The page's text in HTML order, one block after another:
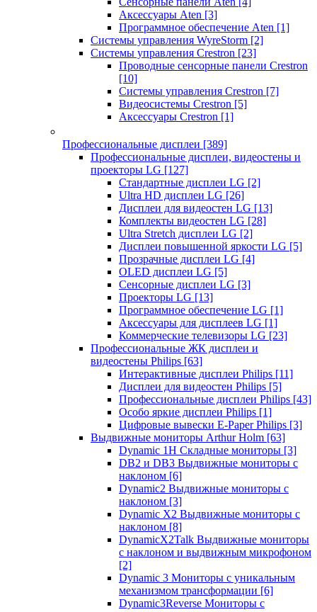
Аксессуары Aten [3]
Программное обеспечение Aten [1]
Системы управления WyreStorm [2]
Системы управления Crestron [23]
Проводные сенсорные панели Crestron
[10]
Системы управления Crestron [7]
Видеосистемы Crestron [5]
Аксессуары Crestron [1]
Профессиональные дисплеи [389]
Профессиональные дисплеи, видеостены и
проекторы LG [127]
Стандартные дисплеи LG [2]
Ultra HD дисплеи LG [26]
Дисплеи для видеостен LG [13]
Комплекты видеостен LG [28]
Ultra Stretch дисплеи LG [2]
Дисплеи повышенной яркости LG [5]
Прозрачные дисплеи LG [4]
OLED дисплеи LG [5]
Сенсорные дисплеи LG [3]
Проекторы LG [13]
Программное обеспечение LG [1]
Аксессуары для дисплеев LG [1]
Коммерческие телевизоры LG [23]
Профессиональные ЖК дисплеи и
видеостены Philips [63]
Интерактивные дисплеи Philips [11]
Дисплеи для видеостен Philips [5]
Профессиональные дисплеи Philips [43]
Особо яркие дисплеи Philips [1]
Цифровые вывески E-Paper Philips [3]
Выдвижные мониторы Arthur Holm [63]
Dynamic 1Н Складные мониторы [3]
DB2 и DB3 Выдвижные мониторы с
наклоном [6]
Dynamic2 Выдвижные мониторы с
наклоном [3]
Dynamic X2 Выдвижные мониторы с
наклоном [8]
DynamicX2Talk Выдвижные мониторы
с наклоном и выдвижным микрофоном
[2]
Dynamic 3 Мониторы с уникальным
механизмом трансформации [6]
Dynamic3Reverse Мониторы с